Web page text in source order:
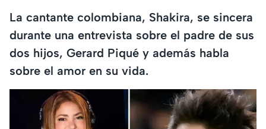
La cantante colombiana, Shakira, se sincera
durante una entrevista sobre el padre de sus
dos hijos, Gerard Piqué y además habla
sobre el amor en su vida.